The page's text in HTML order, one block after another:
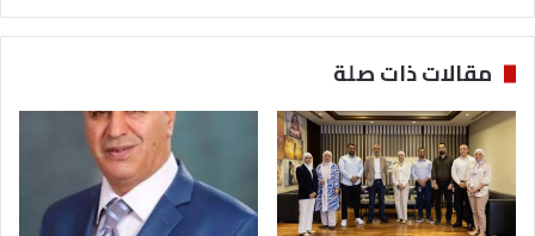
ا
أ
د
ت
ا
ا
ل
مقالات ذات صلة